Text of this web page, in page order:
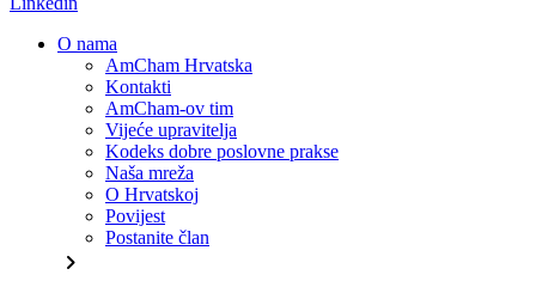
O nama
AmCham Hrvatska
Kontakti
AmCham-ov tim
Vijeće upravitelja
Kodeks dobre poslovne prakse
Naša mreža
O Hrvatskoj
Povijest
Postanite član
chevron_right